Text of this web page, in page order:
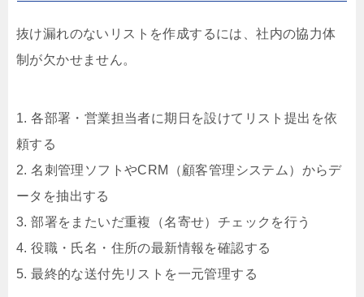
抜け漏れのないリストを作成するには、社内の協力体
制が欠かせません。
1. 各部署・営業担当者に期日を設けてリスト提出を依
頼する
2. 名刺管理ソフトやCRM（顧客管理システム）からデ
ータを抽出する
3. 部署をまたいだ重複（名寄せ）チェックを行う
4. 役職・氏名・住所の最新情報を確認する
5. 最終的な送付先リストを一元管理する